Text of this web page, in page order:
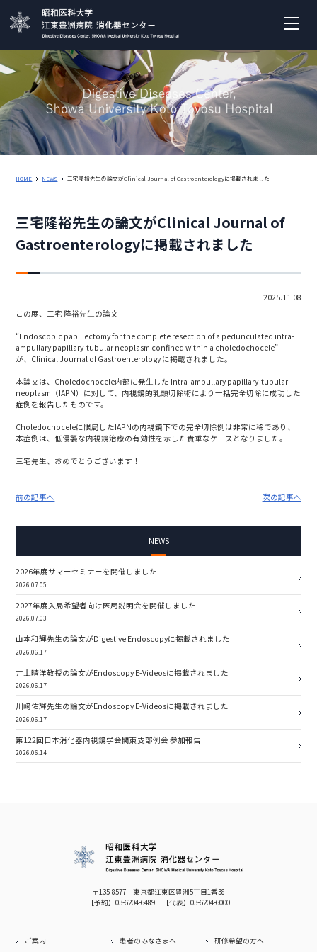
HOME NEWS 三宅隆裕先生の論文がClinical Journal of Gastroenterologyに掲載されました
三宅隆裕先生の論文がClinical Journal of
Gastroenterologyに掲載されました
2025.11.08
この度、三宅 隆裕先生の論文
“Endoscopic papillectomy for the complete resection of a pedunculated intra-
ampullary papillary-tubular neoplasm confined within a choledochocele”
が、 Clinical Journal of Gastroenterologyに掲載されました。
本論文は、Choledochocele内部に発生した Intra-ampullary papillary-tubular
neoplasm（IAPN）に対して、内視鏡的乳頭切除術により一括完全切除に成功した
症例を報告したものです。
Choledochoceleに限局したIAPNの内視鏡下での完全切除例は非常に稀であり、
本症例は、低侵襲な内視鏡治療の有効性を示した貴重なケースとなりました。
三宅先生、おめでとうございます！
前の記事へ 次の記事へ
NEWS
2026年度サマーセミナーを開催しました
2026.07.05
2027年度入局希望者向け医局説明会を開催しました
2026.07.03
山本和輝先生の論文がDigestive Endoscopyに掲載されました
2026.06.17
井上晴洋教授の論文がEndoscopy E-Videosに掲載されました
2026.06.17
川﨑佑輝先生の論文がEndoscopy E-Videosに掲載されました
2026.06.17
第122回日本消化器内視鏡学会関東支部例会 参加報告
2026.06.14
〒135-8577 東京都江東区豊洲5丁目1番38
【予約】 03-6204-6489 【代表】 03-6204-6000
ご案内 患者のみなさまへ
研修希望の方へ